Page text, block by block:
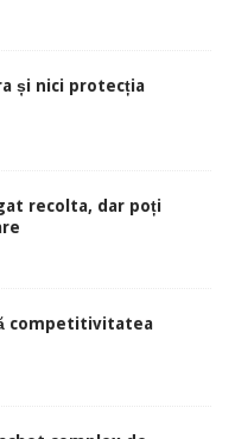
și nici protecția
recolta, dar poți
competitivitatea